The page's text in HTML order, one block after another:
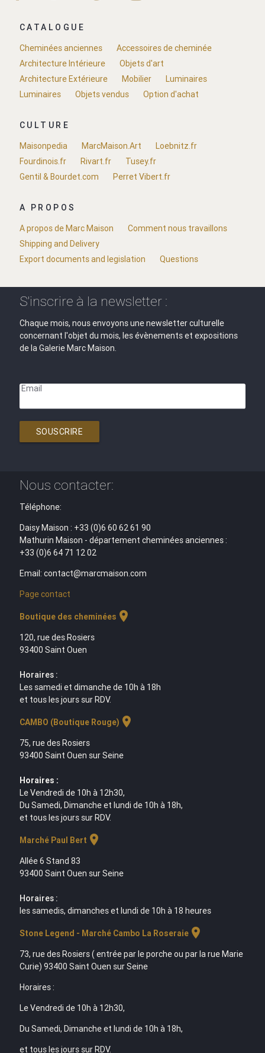
CATALOGUE
Cheminées anciennes
Accessoires de cheminée
Architecture Intérieure
Objets d'art
Architecture Extérieure
Mobilier
Luminaires
Luminaires
Objets vendus Option d'achat
CULTURE
Maisonpedia
MarcMaison.Art
Loebnitz.fr
Fourdinois.fr
Rivart.fr
Tusey.fr
Gentil & Bourdet.com
Perret Vibert.fr
A PROPOS
A propos de Marc Maison
Comment nous travaillons
Shipping and Delivery
Export documents and legislation
Questions
S'inscrire à la newsletter :
Chaque mois, nous envoyons une newsletter culturelle
concernant l'objet du mois, les évènements et expositions
de la Galerie Marc Maison.
Email
SOUSCRIRE
Nous contacter:
Téléphone:
Daisy Maison : +33 (0)6 60 62 61 90
Mathurin Maison - département cheminées anciennes :
+33 (0)6 64 71 12 02
Email: contact@marcmaison.com
Page contact
Boutique des cheminées location_on
120, rue des Rosiers
93400 Saint Ouen
Horaires :
Les samedi et dimanche de 10h à 18h
et tous les jours sur RDV.
CAMBO (Boutique Rouge) location_on
75, rue des Rosiers
93400 Saint Ouen sur Seine
Horaires :
Le Vendredi de 10h à 12h30,
Du Samedi, Dimanche et lundi de 10h à 18h,
et tous les jours sur RDV.
Marché Paul Bert location_on
Allée 6 Stand 83
93400 Saint Ouen sur Seine
Horaires :
les samedis, dimanches et lundi de 10h à 18 heures
Stone Legend - Marché Cambo La Roseraielocation_on
73, rue des Rosiers ( entrée par le porche ou par la rue Marie
Curie) 93400 Saint Ouen sur Seine
Horaires :
Le Vendredi de 10h à 12h30,
Du Samedi, Dimanche et lundi de 10h à 18h,
et tous les jours sur RDV.